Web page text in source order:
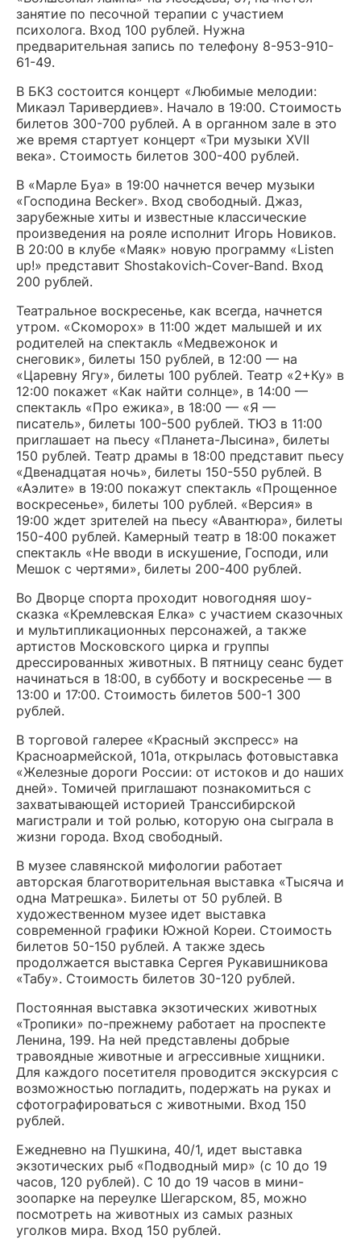
занятие по песочной терапии с участием
психолога. Вход 100 рублей. Нужна
предварительная запись по телефону 8-953-910-
61-49.
В БКЗ состоится концерт «Любимые мелодии:
Микаэл Таривердиев». Начало в 19:00. Стоимость
билетов 300-700 рублей. А в органном зале в это
же время стартует концерт «Три музыки XVII
века». Стоимость билетов 300-400 рублей.
В «Марле Буа» в 19:00 начнется вечер музыки
«Господина Becker». Вход свободный. Джаз,
зарубежные хиты и известные классические
произведения на рояле исполнит Игорь Новиков.
В 20:00 в клубе «Маяк» новую программу «Listen
up!» представит Shostakovich-Cover-Band. Вход
200 рублей.
Театральное воскресенье, как всегда, начнется
утром. «Скоморох» в 11:00 ждет малышей и их
родителей на спектакль «Медвежонок и
снеговик», билеты 150 рублей, в 12:00 — на
«Царевну Ягу», билеты 100 рублей. Театр «2+Ку» в
12:00 покажет «Как найти солнце», в 14:00 —
спектакль «Про ежика», в 18:00 — «Я —
писатель», билеты 100-500 рублей. ТЮЗ в 11:00
приглашает на пьесу «Планета-Лысина», билеты
150 рублей. Театр драмы в 18:00 представит пьесу
«Двенадцатая ночь», билеты 150-550 рублей. В
«Аэлите» в 19:00 покажут спектакль «Прощенное
воскресенье», билеты 100 рублей. «Версия» в
19:00 ждет зрителей на пьесу «Авантюра», билеты
150-400 рублей. Камерный театр в 18:00 покажет
спектакль «Не вводи в искушение, Господи, или
Мешок с чертями», билеты 200-400 рублей.
Во Дворце спорта проходит новогодняя шоу-
сказка «Кремлевская Елка» с участием сказочных
и мультипликационных персонажей, а также
артистов Московского цирка и группы
дрессированных животных. В пятницу сеанс будет
начинаться в 18:00, в субботу и воскресенье — в
13:00 и 17:00. Стоимость билетов 500-1 300
рублей.
В торговой галерее «Красный экспресс» на
Красноармейской, 101а, открылась фотовыставка
«Железные дороги России: от истоков и до наших
дней». Томичей приглашают познакомиться с
захватывающей историей Транссибирской
магистрали и той ролью, которую она сыграла в
жизни города. Вход свободный.
В музее славянской мифологии работает
авторская благотворительная выставка «Тысяча и
одна Матрешка». Билеты от 50 рублей. В
художественном музее идет выставка
современной графики Южной Кореи. Стоимость
билетов 50-150 рублей. А также здесь
продолжается выставка Сергея Рукавишникова
«Табу». Стоимость билетов 30-120 рублей.
Постоянная выставка экзотических животных
«Тропики» по-прежнему работает на проспекте
Ленина, 199. На ней представлены добрые
травоядные животные и агрессивные хищники.
Для каждого посетителя проводится экскурсия с
возможностью погладить, подержать на руках и
сфотографироваться с животными. Вход 150
рублей.
Ежедневно на Пушкина, 40/1, идет выставка
экзотических рыб «Подводный мир» (с 10 до 19
часов, 120 рублей). С 10 до 19 часов в мини-
зоопарке на переулке Шегарском, 85, можно
посмотреть на животных из самых разных
уголков мира. Вход 150 рублей.